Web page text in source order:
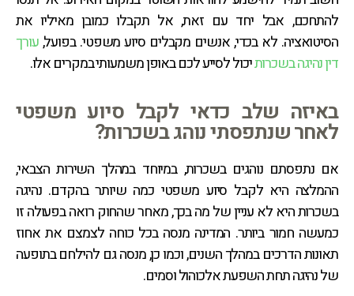
להתחכם, אבל יחד עם זאת, אל תקבלו כמובן מאיליו את
הסיטואציה. לא בכדי, אנשים מקבלים סיוע משפטי. בפועל,עורך
דין נהיגה בשכרותיכול לסייע לכם באופן משמעותי במקרים אלו.
באיזה שלב כדאי לקבל סיוע משפטי
לאחר שנתפסתי נוהג בשכרות?
אם נתפסתם נוהגים בשכרות, במיוחד במהלך השירות הצבאי,
ההמלצה היא לקבל סיוע משפטי כמה שיותר בהקדם. נהיגה
בשכרות היא לא עניין של מה בכך, מאחר שהחוק רואה בפעולה זו
כמעשה חמור ביותר. המדינה מנסה בכל כוחה לצמצם את אחוז
תאונות הדרכים במהלך השנים, וכמו כן, מנסה גם להילחם בתופעה
של נהיגה תחת השפעת אלכוהול וסמים.